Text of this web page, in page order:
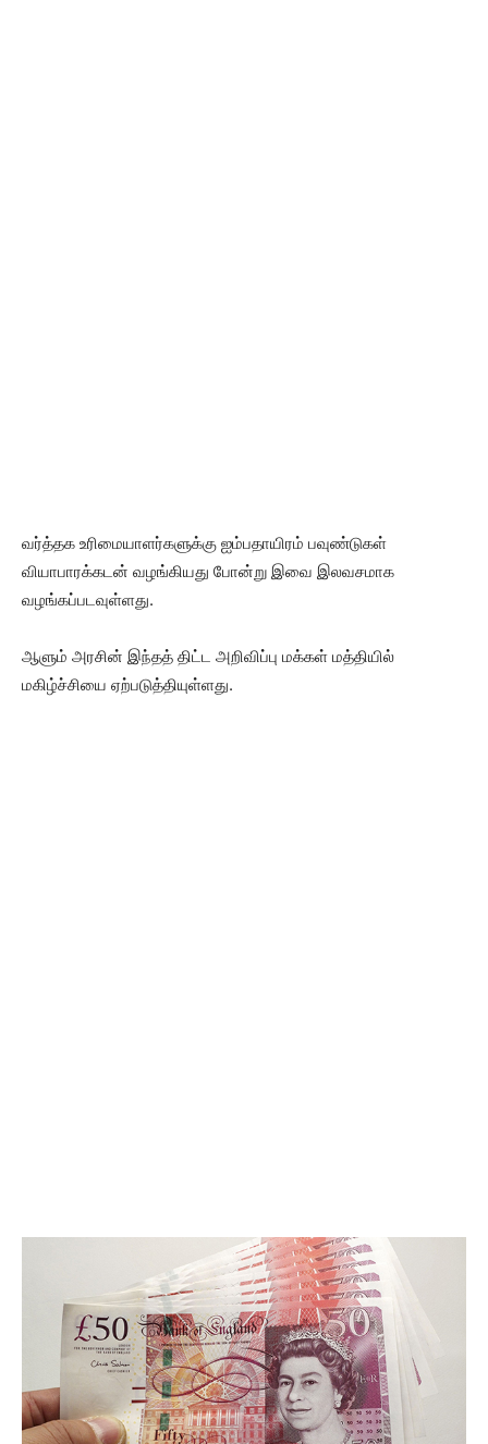
வர்த்தக உரிமையாளர்களுக்கு ஐம்பதாயிரம் பவுண்டுகள்
வியாபாரக்கடன் வழங்கியது போன்று இவை இலவசமாக
வழங்கப்படவுள்ளது.
ஆளும் அரசின் இந்தத் திட்ட அறிவிப்பு மக்கள் மத்தியில்
மகிழ்ச்சியை ஏற்படுத்தியுள்ளது.